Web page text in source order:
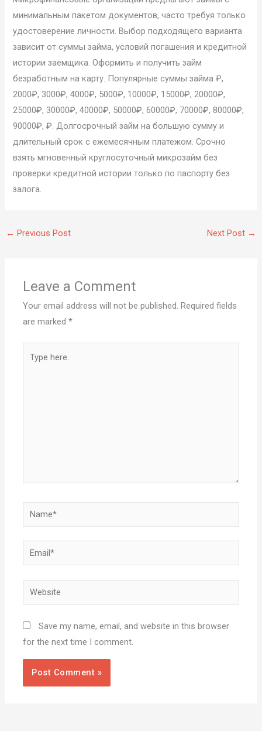
минимальным пакетом документов, часто требуя только
удостоверение личности. Выбор подходящего варианта
зависит от суммы займа, условий погашения и кредитной
истории заемщика. Оформить и получить займ
безработным на карту. Популярные суммы займа ₽,
2000₽, 3000₽, 4000₽, 5000₽, 10000₽, 15000₽, 20000₽,
25000₽, 30000₽, 40000₽, 50000₽, 60000₽, 70000₽, 80000₽,
90000₽, ₽. Долгосрочный займ на большую сумму и
длительный срок с ежемесячным платежом. Срочно
взять мгновенный круглосуточный микрозайм без
проверки кредитной истории только по паспорту без
залога.
← Previous Post Next Post →
Leave a Comment
Your email address will not be published. Required fields
are marked*
here..
Name*
Email*
Website
Save my name, email, and website in this browser
for the next time I comment.